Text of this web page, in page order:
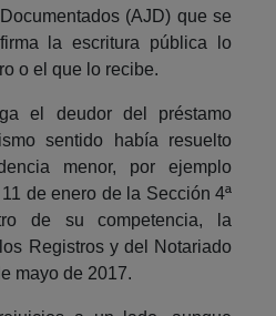
(AJD) que se
la escritura pública lo
o el que lo recibe.
el deudor del préstamo
sentido había resuelto
menor, por ejemplo
de enero de la Sección 4ª
de su competencia, la
Registros y del Notariado
mayo de 2017.